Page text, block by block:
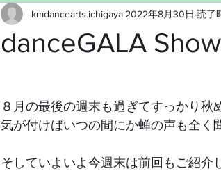
danceGALA
kmdancearts.ichigaya 2022年8月30日 読了
８月の最後の週末も過ぎてすっかり
気が付けばいつの間にか蝉の声も全く
そしていよいよ今週末は前回もご紹